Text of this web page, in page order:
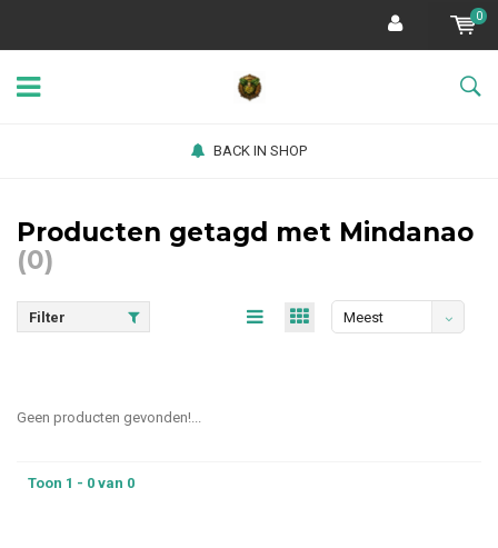
0
BACK IN SHOP
Producten getagd met Mindanao
(0)
Filter
Meest
Geen producten gevonden!...
Toon 1 - 0 van 0